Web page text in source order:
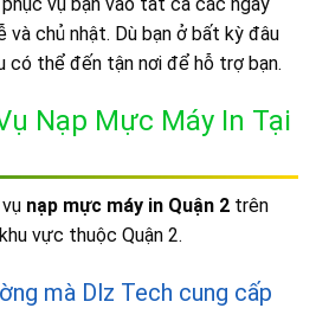
và chủ nhật. Dù bạn ở bất kỳ đâu
có thể đến tận nơi để hỗ trợ bạn.
Nạp Mực Máy In Tại
nạp mực máy in Quận 2 trên
vực thuộc Quận 2.
mà Dlz Tech cung cấp